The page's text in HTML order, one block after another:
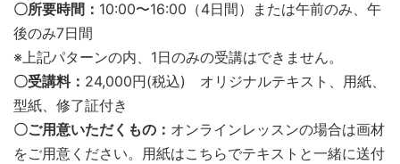
〇所要時間： 10:00〜16:00（4日間）または午前のみ、午
後のみ7日間
※上記パターンの内、1日のみの受講はできません。
〇受講料： 24,000円(税込) オリジナルテキスト、用紙、
型紙、修了証付き
〇ご用意いただくもの： オンラインレッスンの場合は画材
をご用意ください。用紙はこちらでテキストと一緒に送付